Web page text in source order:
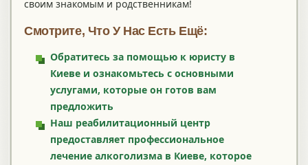
своим знакомым и родственникам!
Смотрите, Что У Нас Есть Ещё:
Обратитесь за помощью к юристу в
Киеве и ознакомьтесь с основными
услугами, которые он готов вам
предложить
Наш реабилитационный центр
предоставляет профессиональное
лечение алкоголизма в Киеве, которое